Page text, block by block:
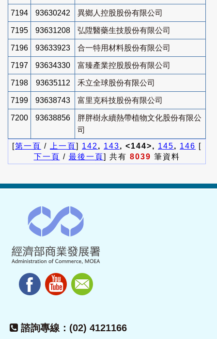
7194 93630242 異鄉人控股股份有限公司
7195 93631208 弘陞醫藥生技股份有限公司
7196 93633923 合一特用材料股份有限公司
7197 93634330 富臻產業控股股份有限公司
7198 93635112 禾立全球股份有限公司
7199 93638743 富里克科技股份有限公司
7200 93638856
胖胖樹永續熱帶植物文化股份有限公
司
[第一頁 / 上一頁] 142 , 143, <144>, 145, 146 [
下一頁 / 最後一頁] 共有 8039 筆資料
諮詢專線：(02) 4121166